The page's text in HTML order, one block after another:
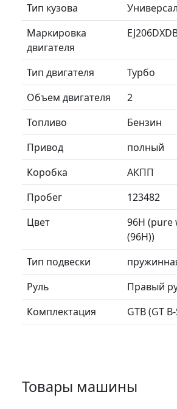
Тип кузова
Универсал
Маркировка
двигателя
Тип двигателя
Турбо
Объем двигателя
2
Топливо
Бензин
Привод
полный
Коробка
АКПП
Пробег
123482
Цвет
96H
(96H))
Тип подвески
Руль
Правый
Комплектация
GTB (GT
Товары машины